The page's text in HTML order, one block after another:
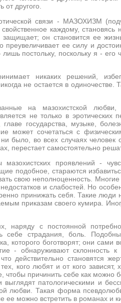
другого.
связи - МАЗОХИЗМ
свойственное каждому,
он становится ее
преувеличивает ее силу и
постольку, поскольку я -
никаких решений,
не остается в
на мазохистской
не только в
главе государства, музыке,
может сочетаться с
было, во всех случаях человек
перестает самостоятельно
проявлений -
подобное, стараются
свою неполноценность.
и слабостей. Но
принижать себя. Такие люди
приказам своего кумира.
наряду с постоянной
себе страдания, боль.
которого боготворят; они сами
- обнаруживают склонность
действительно становятся
тех, кого любят и от кого
чтобы причинить себе как можно
выглядят патологическими и
любви. Такая форма
ее можно встретить в романах и